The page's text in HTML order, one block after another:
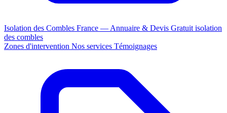
Isolation des Combles France — Annuaire & Devis Gratuit isolation
des combles
Zones d'intervention Nos services Témoignages